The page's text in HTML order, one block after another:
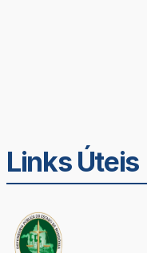
Links Úteis